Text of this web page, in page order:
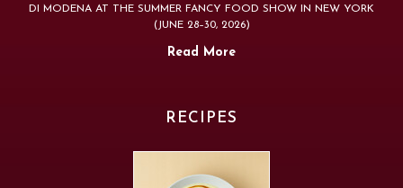
DI MODENA AT THE SUMMER FANCY FOOD SHOW IN NEW YORK
(JUNE 28–30, 2026)
Read More
RECIPES